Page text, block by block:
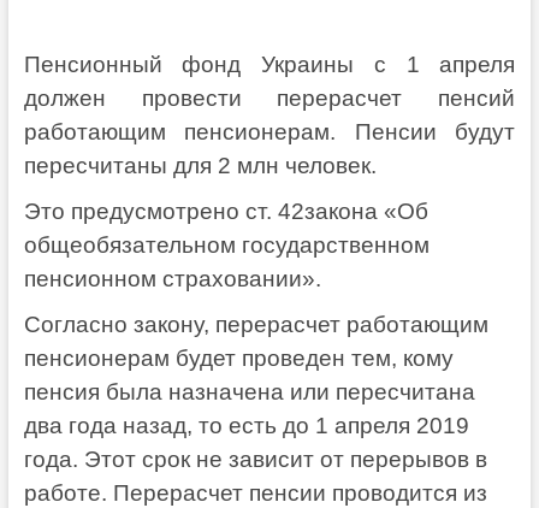
Пенсионный фонд Украины с 1 апреля
должен провести перерасчет пенсий
работающим пенсионерам. Пенсии будут
пересчитаны для 2 млн человек.
Это предусмотрено ст. 42закона «Об
общеобязательном государственном
пенсионном страховании».
Согласно закону, перерасчет работающим
пенсионерам будет проведен тем, кому
пенсия была назначена или пересчитана
два года назад, то есть до 1 апреля 2019
года. Этот срок не зависит от перерывов в
работе. Перерасчет пенсии проводится из